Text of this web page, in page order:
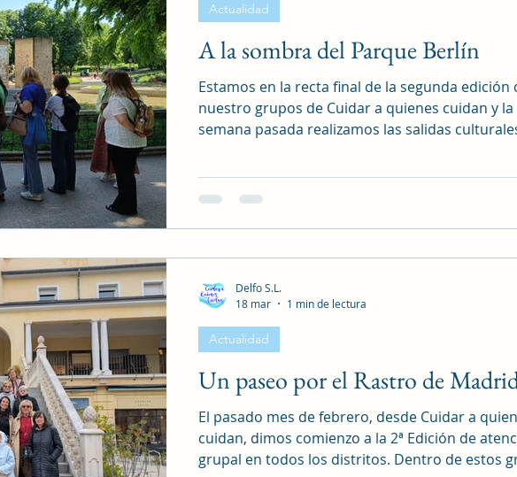
A la sombra del Parque Berlín
Estamos en la recta final de la segunda edición
nuestro grupos de Cuidar a quienes cuidan y la
semana pasada realizamos las salidas
conociendo su historia, curiosidades como el
Beethoven, el oso que representa la ciudad de
los restos del muro de Berlín. Continuamos
paseo cultural descubriendo la curios
Actualidad
Un paseo por el Rastro de
El pasado mes de febrero, desde Cuidar a
cuidan, dimos comienzo a la 2ª Edición de
grupal en todos los distritos. Dentro de estos
Actualidad
Delfo S.L.
18 mar
1 min de lectura